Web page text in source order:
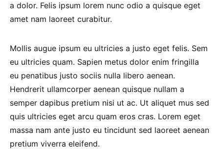
a dolor. Felis ipsum lorem nunc odio a quisque eget
amet nam laoreet curabitur.
Mollis augue ipsum eu ultricies a justo eget felis. Sem
eu ultricies quam. Sapien metus dolor enim fringilla
eu penatibus justo sociis nulla libero aenean.
Hendrerit ullamcorper aenean quisque nullam a
semper dapibus pretium nisi ut ac. Ut aliquet mus sed
quis ultricies eget arcu quam eros cras. Lorem eget
massa nam ante justo eu tincidunt sed laoreet aenean
pretium viverra eleifend.